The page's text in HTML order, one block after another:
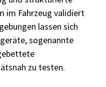
im Fahrzeug validiert
lassen sich
sogenannte
zu testen.